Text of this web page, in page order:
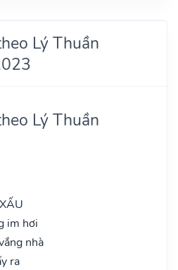
Lý Thuần
Lý Thuần
XẤU
im hơi
nhà
ra